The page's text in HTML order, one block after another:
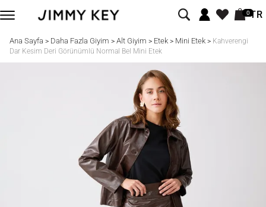
0TR
Ana Sayfa > Daha Fazla Giyim > Alt Giyim > Etek> Mini Etek> Kahverengi
Dar Kesim Deri Görünümlü Normal Bel Mini Etek